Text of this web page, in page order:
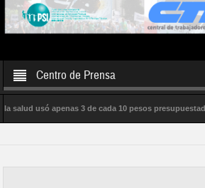
Centro de Prensa
usó apenas 3 de cada 10 pesos presupuestados